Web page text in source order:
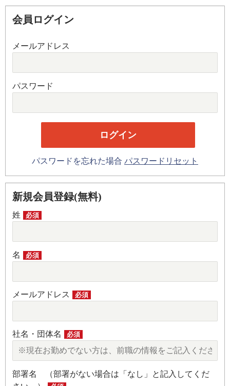
会員ログイン
メールアドレス
パスワード
パスワードを忘れた場合 パスワードリセット
新規会員登録(無料)
姓 必須
名 必須
メールアドレス 必須
社名・団体名 必須
部署名 （部署がない場合は「なし」と記入してくだ